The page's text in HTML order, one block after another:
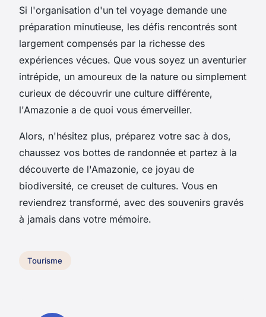
Si l'organisation d'un tel voyage demande une
préparation minutieuse, les défis rencontrés sont
largement compensés par la richesse des
expériences vécues. Que vous soyez un aventurier
intrépide, un amoureux de la nature ou simplement
curieux de découvrir une culture différente,
l'Amazonie a de quoi vous émerveiller.
Alors, n'hésitez plus, préparez votre sac à dos,
chaussez vos bottes de randonnée et partez à la
découverte de l'Amazonie, ce joyau de
biodiversité, ce creuset de cultures. Vous en
reviendrez transformé, avec des souvenirs gravés
à jamais dans votre mémoire.
Tourisme